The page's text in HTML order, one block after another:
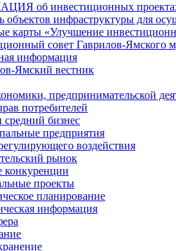
об инвестиционных
объектов инфраструктуры для
карты «Улучшение
совет Гаврилов-Ямского
информация
Ямский вестник
предпринимательской
потребителей
бизнес
предприятия
воздействия
рынок
конкуренции
проекты
планирование
информация